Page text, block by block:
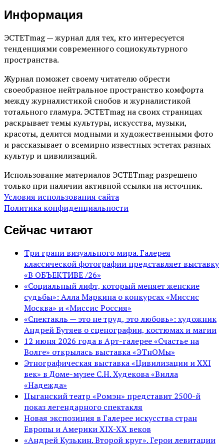
Информация
ЭСТЕТmag — журнал для тех, кто интересуется
тенденциями современного социокультурного
пространства.
Журнал поможет своему читателю обрести
своеобразное нейтральное пространство комфорта
между журналистикой снобов и журналистикой
тотального гламура. ЭСТЕТmag на своих страницах
раскрывает темы культуры, искусства, музыки,
красоты, делится модными и художественными фото
и рассказывает о всемирно известных эстетах разных
культур и цивилизаций.
Использование материалов ЭСТЕТmag разрешено
только при наличии активной ссылки на источник.
Условия использования сайта
Политика конфиденциальности
Сейчас читают
Три грани визуального мира. Галерея
классической фотографии представляет выставку
«В ОБЪЕКТИВЕ /26»
«Социальный лифт, который меняет женские
судьбы»: Алла Маркина о конкурсах «Миссис
Москва» и «Миссис Россия»
«Спектакль — это не труд, это любовь»: художник
Андрей Бутяев о сценографии, костюмах и магии
12 июня 2026 года в Арт-галерее «Счастье на
Волге» открылась выставка «ЭТнОМы»
Этнографическая выставка «Цивилизации и ХХI
век» в Доме-музее С.Н. Худекова «Вилла
«Надежда»
Цыганский театр «Ромэн» представит 2500-й
показ легендарного спектакля
Новая экспозиция в Галерее искусства стран
Европы и Америки XIX-XX веков
«Андрей Кузькин. Второй круг». Герои левитации